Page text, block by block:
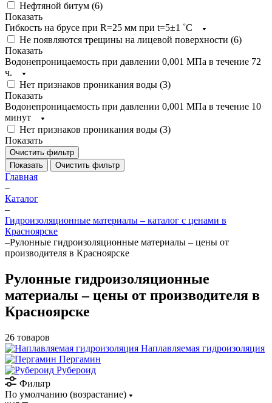
Нефтяной битум (6)
Показать
Гибкость на брусе при R=25 мм при t=5±1 ˚С
Не появляются трещины на лицевой поверхности (6)
Показать
Водонепроницаемость при давлении 0,001 МПа в течение 72
ч.
Нет признаков проникания воды (3)
Показать
Водонепроницаемость при давлении 0,001 МПа в течение 10
минут
Нет признаков проникания воды (3)
Показать
Очистить фильтр
Показать
Очистить фильтр
Главная
–
Каталог
–
Гидроизоляционные материалы – каталог с ценами в
Красноярске
–Рулонные гидроизоляционные материалы – цены от
производителя в Красноярске
Рулонные гидроизоляционные
материалы – цены от производителя в
Красноярске
26 товаров
Наплавляемая гидроизоляция
Пергамин
Рубероид
Фильтр
По умолчанию (возрастание)